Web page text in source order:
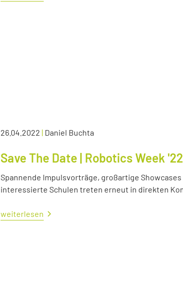
26.04.2022 | Daniel Buchta
Save The Date | Robotics Week '22
Spannende Impulsvorträge, großartige
interessierte Schulen treten erneut in direkten
weiterlesen